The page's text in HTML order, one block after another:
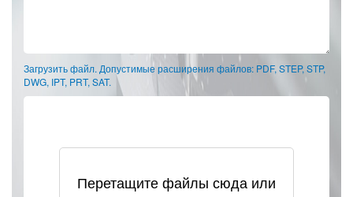
Загрузить файл. Допустимые расширения файлов: PDF, STEP, STP,
DWG, IPT, PRT, SAT.
Перетащите файлы сюда или